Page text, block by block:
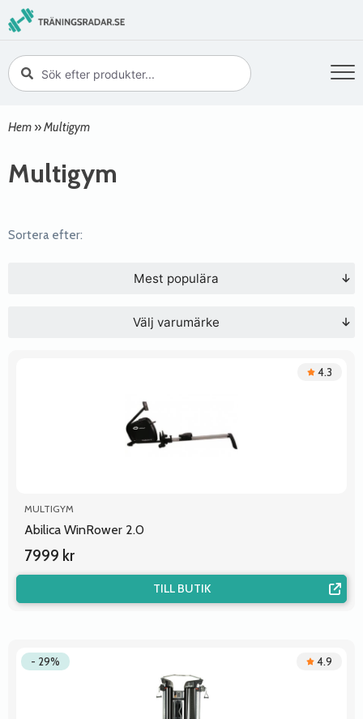
Hem »Multigym
Multigym
Sortera efter:
Mest populära
Välj varumärke
4.3
MULTIGYM
Abilica WinRower 2.0
7999 kr
TILL BUTIK
- 29% 4.9